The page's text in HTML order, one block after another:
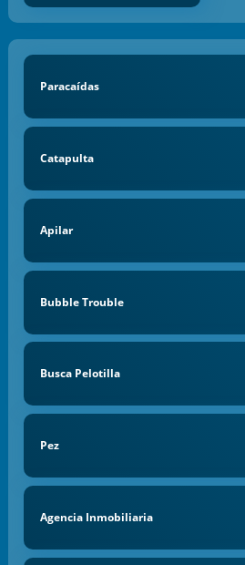
Paracaídas
Catapulta
Apilar
Bubble Trouble
Busca Pelotilla
Pez
Agencia Inmobiliaria